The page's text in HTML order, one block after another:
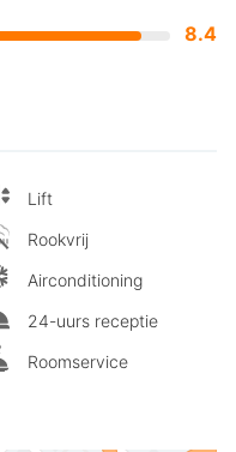
8.4
Lift
Rookvrij
Airconditioning
24-uurs receptie
Roomservice